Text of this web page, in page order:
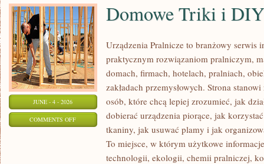
JUNE - 4 - 2026
COMMENTS OFFON
Domowe Triki i DIY
Urządzenia Pralnicze to branżowy serwis
praktycznym rozwiązaniom pralniczym,
domach, firmach, hotelach, pralniach,
zakładach przemysłowych. Strona
osób, które chcą lepiej zrozumieć, jak
dobierać urządzenia piorące, jak
tkaniny, jak usuwać plamy i jak
To miejsce, w którym użytkowe
technologii, ekologii, chemii pralniczej,